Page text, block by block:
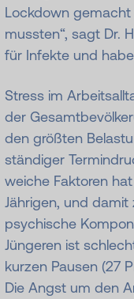
Lockdown
mussten“, sagt Dr.
für Infekte und
Stress im
der
den größten
ständiger
weiche Faktoren
Jährigen, und
psychische
Jüngeren ist
kurzen Pausen (27
Die Angst um den